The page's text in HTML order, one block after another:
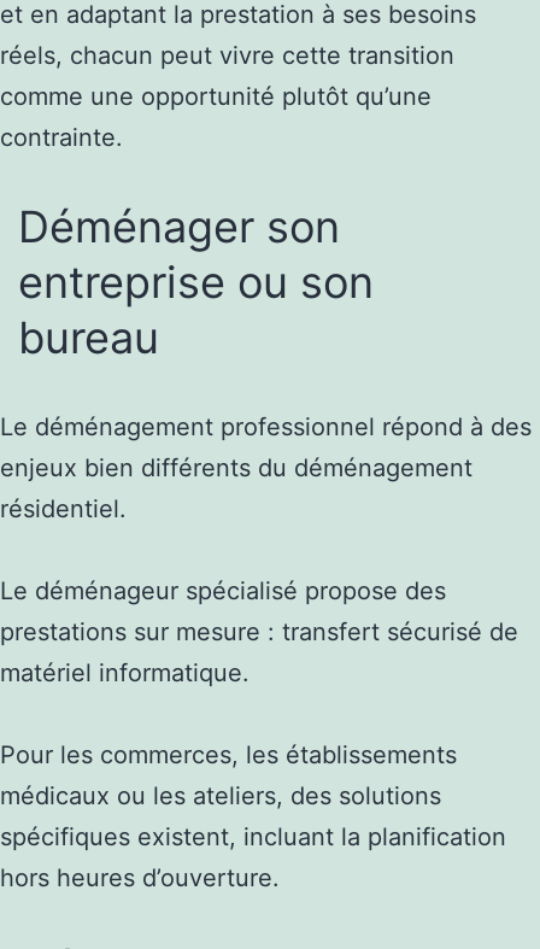
et en adaptant la prestation à ses besoins
réels, chacun peut vivre cette transition
comme une opportunité plutôt qu’une
contrainte.
Déménager son
entreprise ou son
bureau
Le déménagement professionnel répond à des
enjeux bien différents du déménagement
résidentiel.
Le déménageur spécialisé propose des
prestations sur mesure : transfert sécurisé de
matériel informatique.
Pour les commerces, les établissements
médicaux ou les ateliers, des solutions
spécifiques existent, incluant la planification
hors heures d’ouverture.